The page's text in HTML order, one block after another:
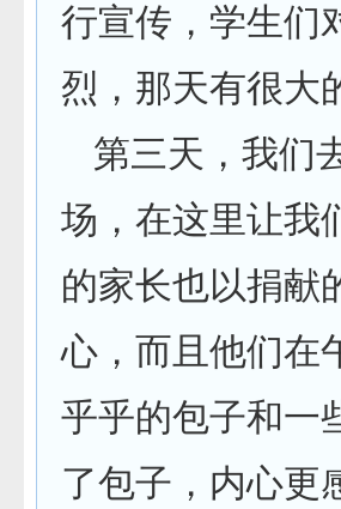
行宣传，学生们
烈，那天有很大
第三天，我们
场，在这里让我
的家长也以捐献
心，而且他们在
乎乎的包子和一
了包子，内心更